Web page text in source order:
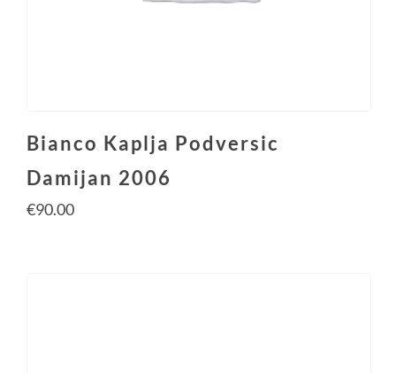
Bianco Kaplja Podversic
Damijan 2006
€90.00